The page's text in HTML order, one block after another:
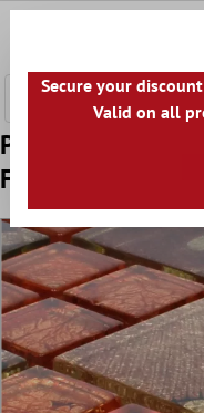
Padrão de
Firebird Laranja
Secure your
Valid on all